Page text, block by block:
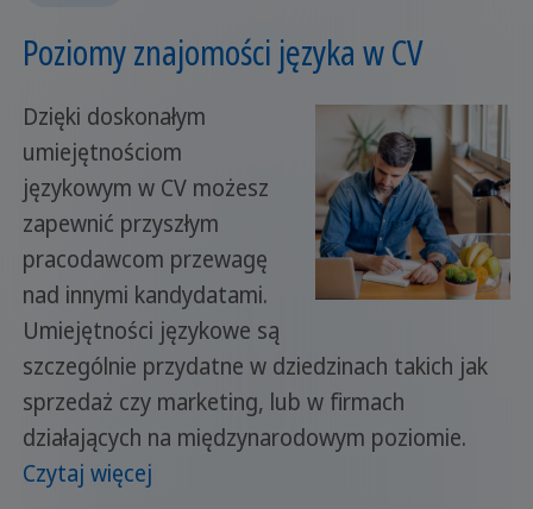
Poziomy znajomości języka w CV
Dzięki doskonałym
umiejętnościom
językowym w CV możesz
zapewnić przyszłym
pracodawcom przewagę
nad innymi kandydatami.
Umiejętności językowe są
szczególnie przydatne w dziedzinach takich jak
sprzedaż czy marketing, lub w firmach
działających na międzynarodowym poziomie.
Czytaj więcej